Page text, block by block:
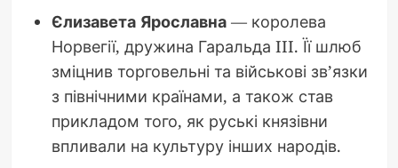
Єлизавета Ярославна— королева
Норвегії, дружина Гаральда III. Її шлюб
зміцнив торговельні та військові зв’язки
з північними країнами, а також став
прикладом того, як руські князівни
впливали на культуру інших народів.